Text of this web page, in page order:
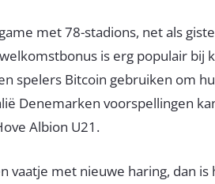
met 78-stadions, net als
is erg populair bij
spelers Bitcoin gebruiken om
Denemarken voorspellingen
Albion U21.
vaatje met nieuwe haring, dan